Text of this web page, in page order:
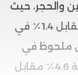
والحجر، حيث
سجل نموًا حادًا بنسبة 10.0٪ مقابل 1.4٪ في
ملحوظ في
قطاع التصنيع الذي ارتفع بنسبة 4.6٪ مقابل